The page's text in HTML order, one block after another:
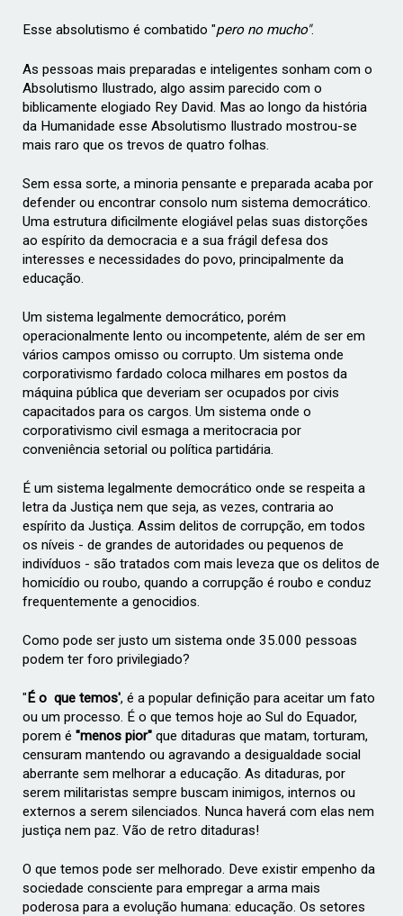
Esse absolutismo é combatido "pero no mucho".
As pessoas mais preparadas e inteligentes sonham com o
Absolutismo Ilustrado, algo assim parecido com o
biblicamente elogiado Rey David. Mas ao longo da história
da Humanidade esse Absolutismo Ilustrado mostrou-se
mais raro que os trevos de quatro folhas.
Sem essa sorte, a minoria pensante e preparada acaba por
defender ou encontrar consolo num sistema democrático.
Uma estrutura dificilmente elogiável pelas suas distorções
ao espírito da democracia e a sua frágil defesa dos
interesses e necessidades do povo, principalmente da
educação.
Um sistema legalmente democrático, porém
operacionalmente lento ou incompetente, além de ser em
vários campos omisso ou corrupto. Um sistema onde
corporativismo fardado coloca milhares em postos da
máquina pública que deveriam ser ocupados por civis
capacitados para os cargos. Um sistema onde o
corporativismo civil esmaga a meritocracia por
conveniência setorial ou política partidária.
É um sistema legalmente democrático onde se respeita a
letra da Justiça nem que seja, as vezes, contraria ao
espírito da Justiça. Assim delitos de corrupção, em todos
os níveis - de grandes de autoridades ou pequenos de
indivíduos - são tratados com mais leveza que os delitos de
homicídio ou roubo, quando a corrupção é roubo e conduz
frequentemente a genocidios.
Como pode ser justo um sistema onde 35.000 pessoas
podem ter foro privilegiado?
"É o que temos', é a popular definição para aceitar um fato
ou um processo. É o que temos hoje ao Sul do Equador,
porem é "menos pior" que ditaduras que matam, torturam,
censuram mantendo ou agravando a desigualdade social
aberrante sem melhorar a educação.As ditaduras, por
serem militaristas sempre buscam inimigos, internos ou
externos a serem silenciados. Nunca haverá com elas nem
justiça nem paz. Vão de retro ditaduras!
O que temos pode ser melhorado. Deve existir empenho da
sociedade consciente para empregar a arma mais
poderosa para a evolução humana: educação. Os setores